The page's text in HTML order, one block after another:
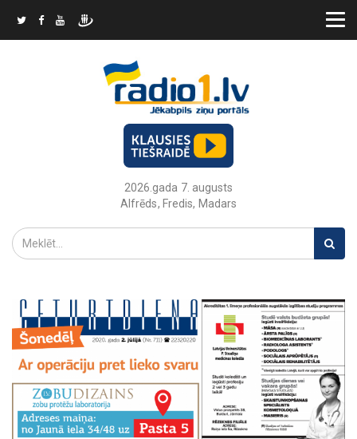
2026.gada 7. augusts
Alfrēds, Fredis, Madars